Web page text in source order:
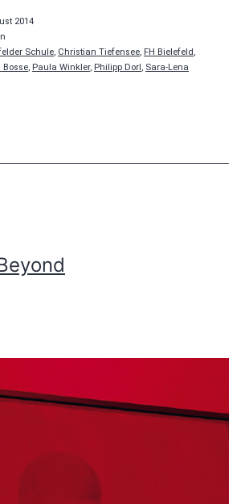
2014
Schule, Christian Tiefensee, FH Bielefeld,
Bosse, Paula Winkler, Philipp Dorl, Sara-Lena